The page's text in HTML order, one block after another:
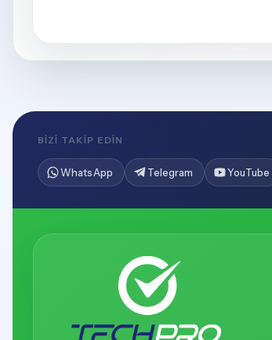
BIZI TAKIP EDIN
WhatsApp Telegram YouTube